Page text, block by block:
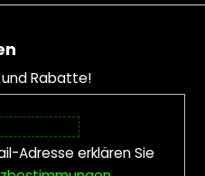
und Rabatte!
Adresse erklären Sie